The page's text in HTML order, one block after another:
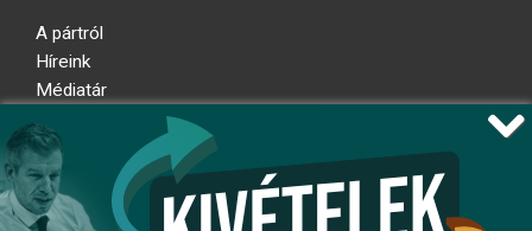
A pártról
Híreink
Médiatár
Adatkezelési nyilatkozat
Átláthatósági nyilatkozat
Ugrás az oldal tetejére